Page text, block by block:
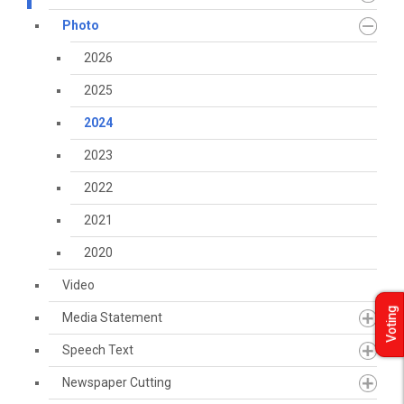
Photo
2026
2025
2024
2023
2022
2021
2020
Video
Media Statement
Speech Text
Newspaper Cutting
Voting